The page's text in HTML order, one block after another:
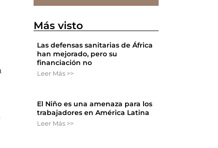
Más visto
Las defensas sanitarias de África
han mejorado, pero su
financiación no
Leer Más >>
El Niño es una amenaza para los
trabajadores en América Latina
Leer Más >>